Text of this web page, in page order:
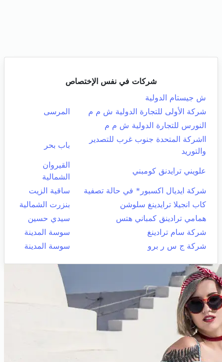
شركات في نفس الإختصاص
ش جيستام الدولية
شركة الأولى للتجارة الدولية ش م م
المرسى
النورس للتجارة الدولية ش م م
ااشركة المتحدة جنوب غرب للتصدير
والتوريد
باب بحر
علويني ترايدنق كومبني
القيروان
الشمالية
شركة ايديال اكسبور* في حالة تصفية
ساقية الزيت
كاب انجيلا ترايدينغ سلوشن
بنزرت الشمالية
همامي ترادينق كمباني هتس
سيدي حسين
شركة سام ترادينغ
سوسة المدينة
شركة ج س ر برو
سوسة المدينة